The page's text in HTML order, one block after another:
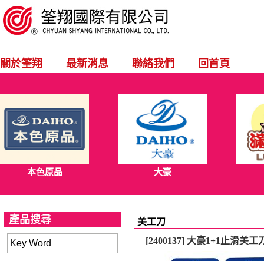
關於筌翔 最新消息 聯絡我們 回首頁
本色原品 大豪
產品搜尋
美工刀
[2400137] 大豪1+1止滑美工